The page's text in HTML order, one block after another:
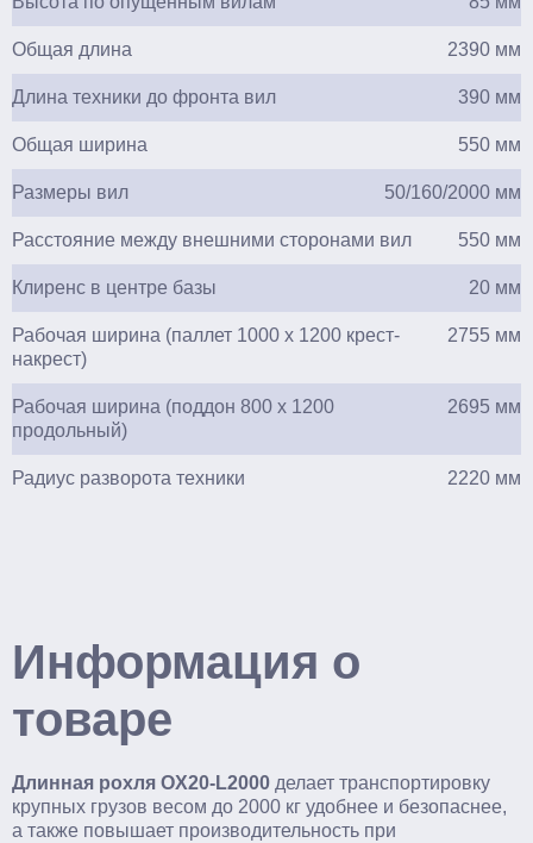
Общая длина 2390 мм
Длина техники до фронта вил 390 мм
Общая ширина 550 мм
Размеры вил 50/160/2000 мм
Расстояние между внешними сторонами вил 550 мм
Клиренс в центре базы 20 мм
Рабочая ширина (паллет 1000 х 1200 крест-
накрест)
2755 мм
Рабочая ширина (поддон 800 х 1200
продольный)
2695 мм
Радиус разворота техники 2220 мм
Информация о
товаре
Длинная рохля OX20-L2000 делает транспортировку
крупных грузов весом до 2000 кг удобнее и безопаснее,
а также повышает производительность при